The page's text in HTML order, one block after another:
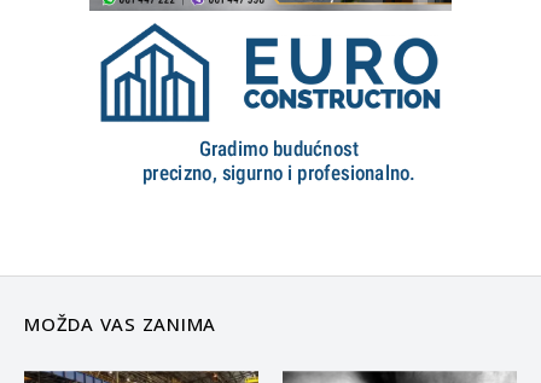
MOŽDA VAS ZANIMA